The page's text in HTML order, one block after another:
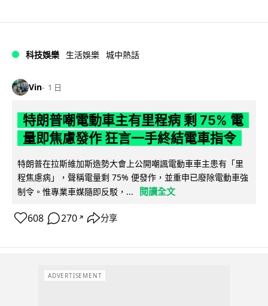
科技娛樂 生活娛樂 城中熱話
Vin 1 日
特朗普嘲電動車主有里程病 剩 75% 電
量即焦慮發作 狂言一手終結電車指令
特朗普在拉斯維加斯造勢大會上公開嘲諷電動車車主患有「里
程焦慮病」，聲稱電量剩 75% 便發作，並重申已廢除電動車強
制令。惟專業車媒隨即反駁，...
閱讀全文
608 270 ↗ 分享
ADVERTISEMENT